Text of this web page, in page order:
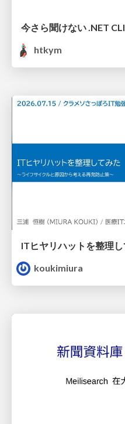
今さら聞けない .NET CLI
htkym
koukimiura